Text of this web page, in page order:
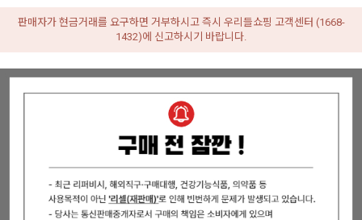
판매자가 현금거래를 요구하면 거부하시고 즉시 우리들쇼핑 고객센터 (1668-
1432)에 신고하시기 바랍니다.